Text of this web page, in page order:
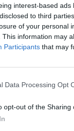
interest-based
to third
of your personal
This information may
Participants that may
Data Processing Opt
opt-out of the Sharing
Ihnen
anderen
und